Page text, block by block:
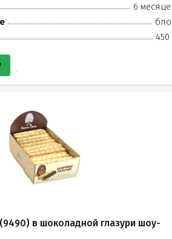
6
450
в шоколадной глазури шоу-